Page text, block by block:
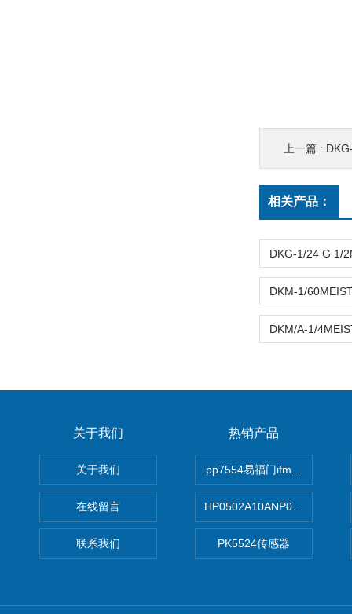
上一篇 :
相关产品：
关于我们
关于我们
在线留言
联系我们
热销产品
pp7554易福门ifm传感器
HP0502A10ANP01滤芯 Mp
PK5524传感器